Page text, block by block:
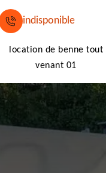
indisponible
location de benne tout
venant 01